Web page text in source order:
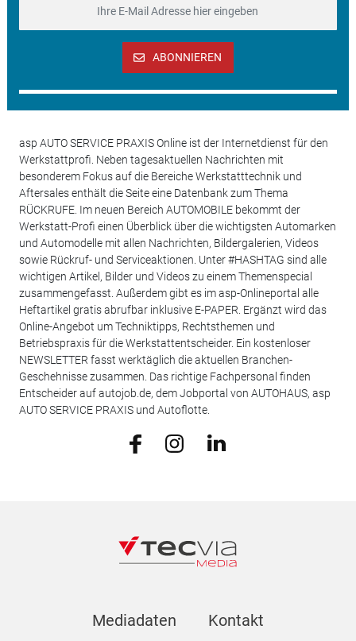
ABONNIEREN
asp AUTO SERVICE PRAXIS Online ist der Internetdienst für den
Werkstattprofi. Neben tagesaktuellen Nachrichten mit
besonderem Fokus auf die Bereiche Werkstatttechnik und
Aftersales enthält die Seite eine Datenbank zum Thema
RÜCKRUFE. Im neuen Bereich AUTOMOBILE bekommt der
Werkstatt-Profi einen Überblick über die wichtigsten Automarken
und Automodelle mit allen Nachrichten, Bildergalerien, Videos
sowie Rückruf- und Serviceaktionen. Unter #HASHTAG sind alle
wichtigen Artikel, Bilder und Videos zu einem Themenspecial
zusammengefasst. Außerdem gibt es im asp-Onlineportal alle
Heftartikel gratis abrufbar inklusive E-PAPER. Ergänzt wird das
Online-Angebot um Techniktipps, Rechtsthemen und
Betriebspraxis für die Werkstattentscheider. Ein kostenloser
NEWSLETTER fasst werktäglich die aktuellen Branchen-
Geschehnisse zusammen. Das richtige Fachpersonal finden
Entscheider auf autojob.de, dem Jobportal von AUTOHAUS, asp
AUTO SERVICE PRAXIS und Autoflotte.
Mediadaten Kontakt